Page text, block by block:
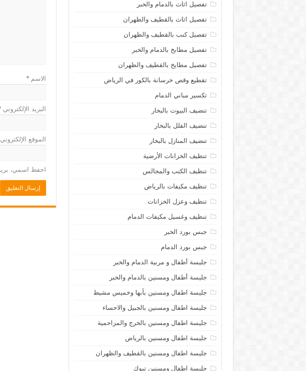
الاسم*
البريد الإلكتروني
الموقع الإلكتروني
احفظ اسمي،
تفصيل اثاث بالدمام والخبر
تفصيل اثاث بالقطيف والظهران
تفصيل كنب بالقطيف والظهران
تفصيل مطابخ بالدمام والخبر
تفصيل مطايخ بالقطيف والظهران
تقطيع وقص خرسانة بالكور في الرياض
تكسير مباني الدمام
تنضيف البيوت بالبخار
تنضيف الفلل بالبخار
تنضيف المنازل بالبخار
تنظيف الخزانات الأرضية
تنظيف الكنب والمجالس
تنظيف مكيفات بالرياض
تنظيف وعزل الخزانات
تنظيف وغسيل مكيفات الدمام
جبس بورد الخبر
جبس بورد الدمام
جليسة أطفال و مربية الدمام والخبر
جليسة أطفال ومسنين بالدمام والخبر
جليسة اطفال ومسنين بأبها وخميس مشيط
جليسة اطفال ومسنين بالجبيل والاحساء
جليسة اطفال ومسنين بالخرج والمزاحمية
جليسة اطفال ومسنين بالرياض
جليسة اطفال ومسنين بالقطيف والظهران
جليسة اطفال ومسنين تبوك